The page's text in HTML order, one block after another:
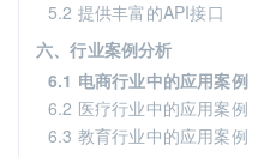
5.2 提供丰富的API接口
六、行业案例分析
6.1 电商行业中的应用案例
6.2 医疗行业中的应用案例
6.3 教育行业中的应用案例